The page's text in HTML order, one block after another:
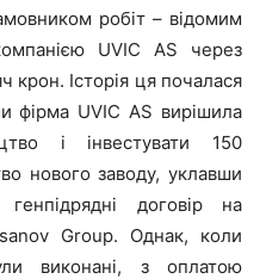
робіт – відомим
UVIC AS через
крон. Історія ця почалася
фірма UVIC AS вирішила
і інвестувати 150
нового заводу, уклавши
договір на
Group. Однак, коли
виконані, з оплатою